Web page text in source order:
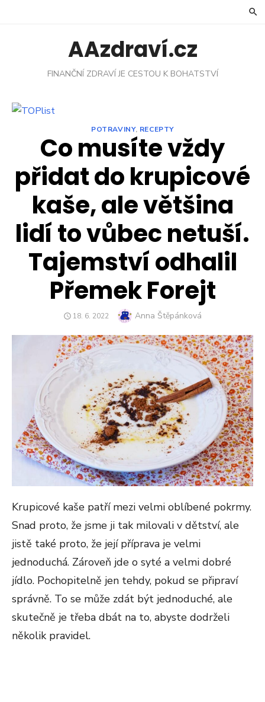
AAzdraví.cz
FINANČNÍ ZDRAVÍ JE CESTOU K BOHATSTVÍ
POTRAVINY, RECEPTY
Co musíte vždy
přidat do krupicové
kaše, ale většina
lidí to vůbec netuší.
Tajemství odhalil
Přemek Forejt
POSTED
18. 6. 2022 Author
Anna Štěpánková
Krupicové kaše patří mezi velmi oblíbené pokrmy.
Snad proto, že jsme ji tak milovali v dětství, ale
jistě také proto, že její příprava je velmi
jednoduchá. Zároveň jde o syté a velmi dobré
jídlo. Pochopitelně jen tehdy, pokud se připraví
správně. To se může zdát být jednoduché, ale
skutečně je třeba dbát na to, abyste dodrželi
několik pravidel.